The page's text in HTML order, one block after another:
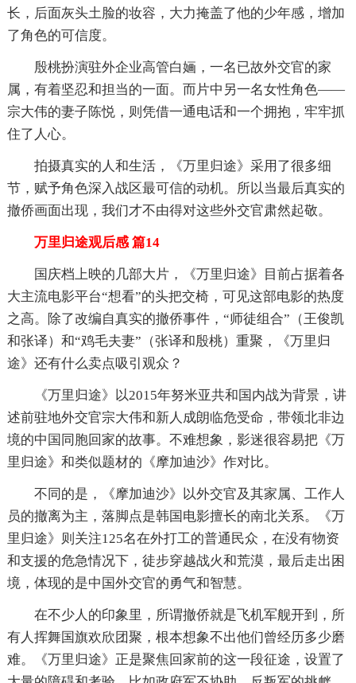
长，后面灰头土脸的妆容，大力掩盖了他的少年感，增加
了角色的可信度。
殷桃扮演驻外企业高管白婳，一名已故外交官的家
属，有着坚忍和担当的一面。而片中另一名女性角色——
宗大伟的妻子陈悦，则凭借一通电话和一个拥抱，牢牢抓
住了人心。
拍摄真实的人和生活，《万里归途》采用了很多细
节，赋予角色深入战区最可信的动机。所以当最后真实的
撤侨画面出现，我们才不由得对这些外交官肃然起敬。
万里归途观后感 篇14
国庆档上映的几部大片，《万里归途》目前占据着各
大主流电影平台“想看”的头把交椅，可见这部电影的热度
之高。除了改编自真实的撤侨事件，“师徒组合”（王俊凯
和张译）和“鸡毛夫妻”（张译和殷桃）重聚，《万里归
途》还有什么卖点吸引观众？
《万里归途》以2015年努米亚共和国内战为背景，讲
述前驻地外交官宗大伟和新人成朗临危受命，带领北非边
境的中国同胞回家的故事。不难想象，影迷很容易把《万
里归途》和类似题材的《摩加迪沙》作对比。
不同的是，《摩加迪沙》以外交官及其家属、工作人
员的撤离为主，落脚点是韩国电影擅长的南北关系。《万
里归途》则关注125名在外打工的普通民众，在没有物资
和支援的危急情况下，徒步穿越战火和荒漠，最后走出困
境，体现的是中国外交官的勇气和智慧。
在不少人的印象里，所谓撤侨就是飞机军舰开到，所
有人挥舞国旗欢欣团聚，根本想象不出他们曾经历多少磨
难。《万里归途》正是聚焦回家前的这一段征途，设置了